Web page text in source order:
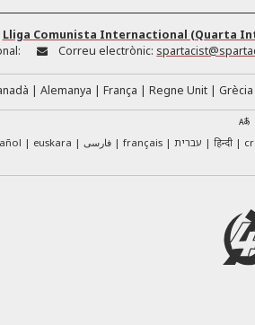
Lliga Comunista Internactional (Quarta
Correu electrònic:
Alemanya França Regne Unit Grècia
euskara فارسی français עברית हिन्दी